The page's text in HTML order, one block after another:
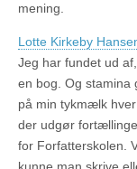
mening.
Lotte Kirkeby
Jeg har fundet ud
en bog. Og stamina
på min tykmælk
der udgør
for Forfatterskolen.